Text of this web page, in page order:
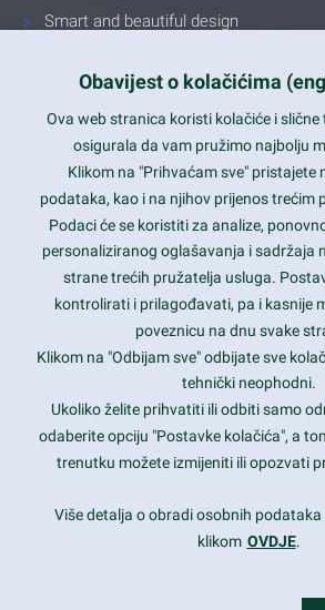
Smart and beautiful design
Latest trends and much more...
Contact Info
1600 Amphitheatre Parkway, Mountain
prothemes.net@gmail.com
Daily: 9:00 am - 6:00 pm
Sunday: Closed
Copyright 2017FRESHFACE© All Rights
Obavijest o kolačićima
Ova web stranica koristi kolačiće i
osigurala da vam pružimo najbolju
Klikom na "Prihvaćam sve" pristajete
podataka, kao i na njihov prijenos trećim
Podaci će se koristiti za analize,
personaliziranog oglašavanja i sadržaja
strane trećih pružatelja usluga.
kontrolirati i prilagođavati, pa i kasnije
poveznicu na dnu svake
Klikom na "Odbijam sve" odbijate sve
tehnički neophodni.
Ukoliko želite prihvatiti ili odbiti samo
odaberite opciju "Postavke kolačića", a
trenutku možete izmijeniti ili opozvati
Više detalja o obradi osobnih
klikom OVDJE.